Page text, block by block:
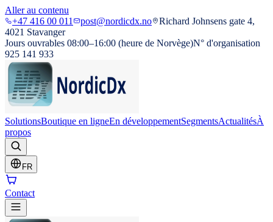
Aller au contenu
+47 416 00 011
post@nordicdx.no
Richard Johnsens gate 4,
4021 Stavanger
Jours ouvrables 08:00–16:00 (heure de Norvège)N° d'organisation
925 141 933
SolutionsBoutique en ligneEn développementSegmentsActualitésÀ
propos
FR
Contact